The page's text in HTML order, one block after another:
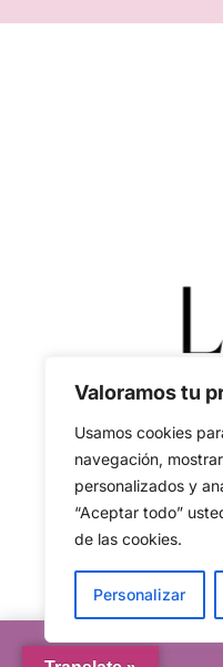
Valoramos tu
Usamos cookies
navegación,
personalizados y
“Aceptar todo”
de las cookies.
Personalizar